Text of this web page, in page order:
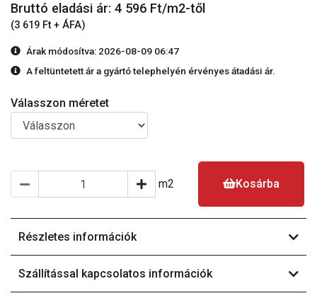
Bruttó eladási ár: 4 596 Ft/m2-től
(3 619 Ft + ÁFA)
Árak módosítva: 2026-08-09 06:47
A feltüntetett ár a gyártó telephelyén érvényes átadási ár.
Válasszon méretet
m2 Kosárba
Részletes információk
Szállítással kapcsolatos információk